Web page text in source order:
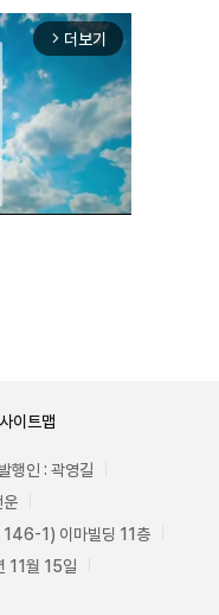
arrow_forward_ios 더보기
사이트맵
행인 : 곽영길
운
146-1) 이마빌딩 11층
11월 15일